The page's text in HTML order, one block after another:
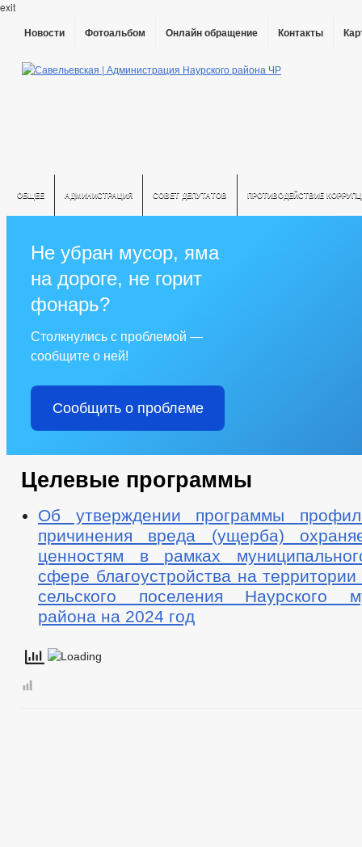
exit
Новости Фотоальбом Онлайн обращение Контакты
ОБЩЕЕ АДМИНИСТРАЦИЯ СОВЕТ ДЕПУТАТОВ ПРОТИВОДЕЙСТВИЕ
Не убран мусор, яма
на дороге, не горит
фонарь?
Столкнулись с проблемой —
сообщите о ней!
Сообщить о проблеме
Целевые программы
Об утверждении программы
причинения вреда (ущерба)
ценностям в рамках
сфере благоустройства на территории
сельского поселения Наурского
района на 2024 год